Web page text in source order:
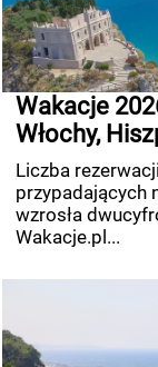
Wakacje
Włochy,
Liczba
przypadających
wzrosła
Wakacje.pl...